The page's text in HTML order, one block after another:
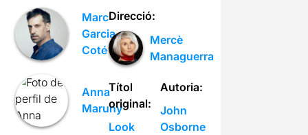
Marc
Garcia
Coté
Anna
Maruny
Direcció:
Mercè
Managuerra
Títol
original:
Look
Autoria:
John
Osborne